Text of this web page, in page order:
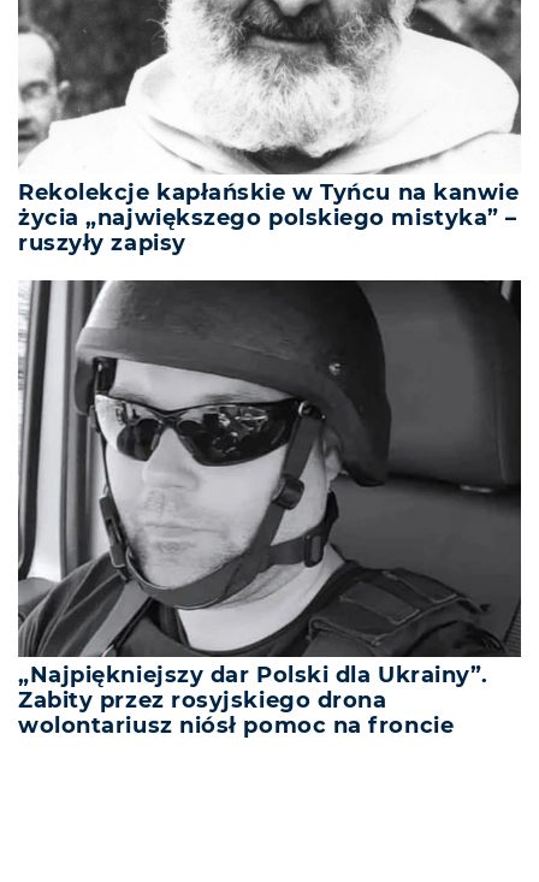
Rekolekcje kapłańskie w Tyńcu na kanwie
życia „największego polskiego mistyka” –
ruszyły zapisy
„Najpiękniejszy dar Polski dla Ukrainy”.
Zabity przez rosyjskiego drona
wolontariusz niósł pomoc na froncie